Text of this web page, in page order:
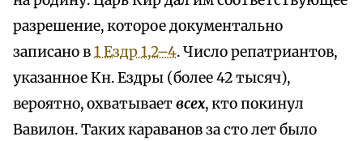
разрешение, которое документально
записано в1 Ездр 1,2–4. Число репатриантов,
указанное Кн. Ездры (более 42 тысяч),
вероятно, охватываетвсех, кто покинул
Вавилон. Таких караванов за сто лет было